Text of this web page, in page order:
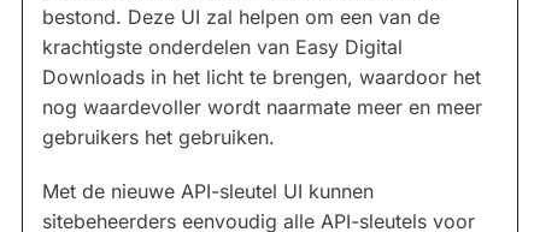
bestond. Deze UI zal helpen om een van de
krachtigste onderdelen van Easy Digital
Downloads in het licht te brengen, waardoor het
nog waardevoller wordt naarmate meer en meer
gebruikers het gebruiken.
Met de nieuwe API-sleutel UI kunnen
sitebeheerders eenvoudig alle API-sleutels voor